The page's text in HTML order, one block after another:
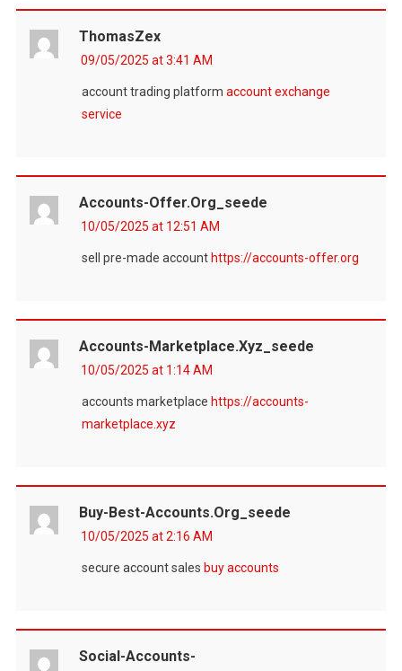
ThomasZex
09/05/2025 at 3:41 AM
account trading platform account exchange
service
Accounts-Offer.org_seede
10/05/2025 at 12:51 AM
sell pre-made account https://accounts-offer.org
Accounts-Marketplace.xyz_seede
10/05/2025 at 1:14 AM
accounts marketplace https://accounts-
marketplace.xyz
Buy-Best-Accounts.org_seede
10/05/2025 at 2:16 AM
secure account sales buy accounts
Social-Accounts-